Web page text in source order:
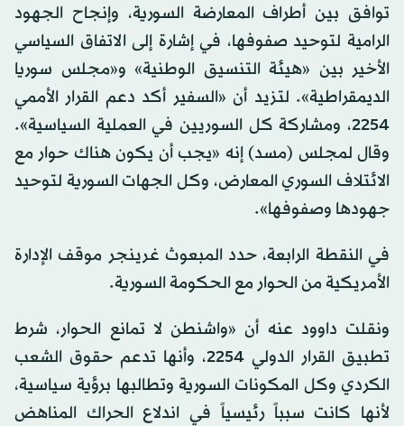
توافق بين أطراف المعارضة السورية، وإنجاح الجهود
الرامية لتوحيد صفوفها، في إشارة إلى الاتفاق السياسي
الأخير بين «هيئة التنسيق الوطنية» و«مجلس سوريا
الديمقراطية». لتزيد أن «السفير أكد دعم القرار الأممي
2254، ومشاركة كل السوريين في العملية السياسية».
وقال لمجلس (مسد) إنه «يجب أن يكون هناك حوار مع
الائتلاف السوري المعارض، وكل الجهات السورية لتوحيد
جهودها وصفوفها».
في النقطة الرابعة، حدد المبعوث غرينجر موقف الإدارة
الأمريكية من الحوار مع الحكومة السورية.
ونقلت داوود عنه أن «واشنطن لا تمانع الحوار، شرط
تطبيق القرار الدولي 2254، وأنها تدعم حقوق الشعب
الكردي وكل المكونات السورية وتطالبها برؤية سياسية،
لأنها كانت سبباً رئيسياً في اندلاع الحراك المناهض